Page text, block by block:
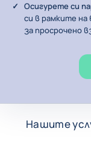
Осигурете си
си в рамките
за просрочено
Нашите